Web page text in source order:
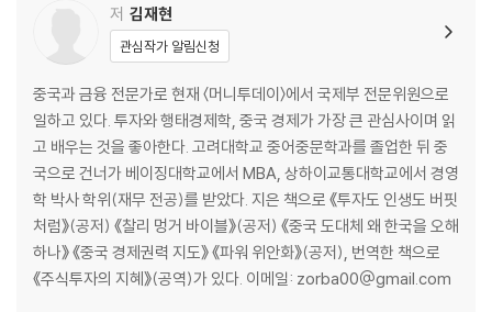
2장 세상을 살아가는 지혜 2
- 다양한 인식 모형으로 비즈니스 분석하기
주식 투자 성공을 이끄는 것은 ‘기질’과 끊임없는 ‘학습’
‘격자틀 인식 모형’의 중요성
다른 사람보다 빨리 부자 되는 법을 알려주세요
[멍거의 연설] 세상을 살아가는 기본 지혜 재고(再考)
3장 경제학에 대한 다학제적 접근과 주식 투자
- 멍거의 투자 원칙 체크리스트
저 김재현
관심작가 알림신청
중국과 금융 전문가로 현재 〈머니투데이〉에서 국제부 전문위원으로
일하고 있다. 투자와 행태경제학, 중국 경제가 가장 큰 관심사이며 읽
고 배우는 것을 좋아한다. 고려대학교 중어중문학과를 졸업한 뒤 중
국으로 건너가 베이징대학교에서 MBA, 상하이교통대학교에서 경영
학 박사 학위(재무 전공)를 받았다. 지은 책으로 《투자도 인생도 버핏
처럼》(공저) 《찰리 멍거 바이블》(공저) 《중국 도대체 왜 한국을 오해
하나》 《중국 경제권력 지도》 《파워 위안화》(공저), 번역한 책으로
《주식투자의 지혜》(공역)가 있다. 이메일: zorba00@gmail.com